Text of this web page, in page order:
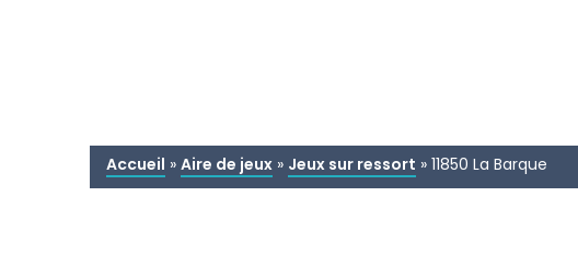
Accueil » Aire de jeux » Jeux sur ressort » 11850 La Barque